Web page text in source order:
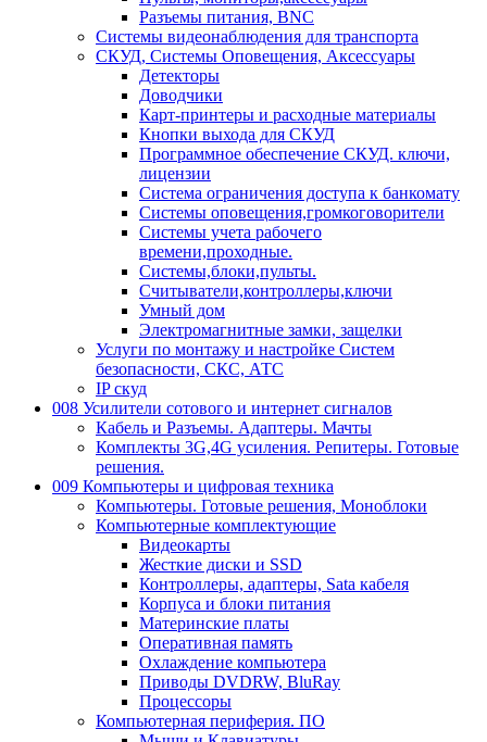
Разъемы питания, BNC
Системы видеонаблюдения для транспорта
СКУД, Системы Оповещения, Аксессуары
Детекторы
Доводчики
Карт-принтеры и расходные материалы
Кнопки выхода для СКУД
Программное обеспечение СКУД. ключи,
лицензии
Система ограничения доступа к банкомату
Системы оповещения,громкоговорители
Системы учета рабочего
времени,проходные.
Системы,блоки,пульты.
Считыватели,контроллеры,ключи
Умный дом
Электромагнитные замки, защелки
Услуги по монтажу и настройке Систем
безопасности, СКС, АТС
IP скуд
008 Усилители сотового и интернет сигналов
Кабель и Разъемы. Адаптеры. Мачты
Комплекты 3G,4G усиления. Репитеры. Готовые
решения.
009 Компьютеры и цифровая техника
Компьютеры. Готовые решения, Моноблоки
Компьютерные комплектующие
Видеокарты
Жесткие диски и SSD
Контроллеры, адаптеры, Sata кабеля
Корпуса и блоки питания
Материнские платы
Оперативная память
Охлаждение компьютера
Приводы DVDRW, BluRay
Процессоры
Компьютерная периферия. ПО